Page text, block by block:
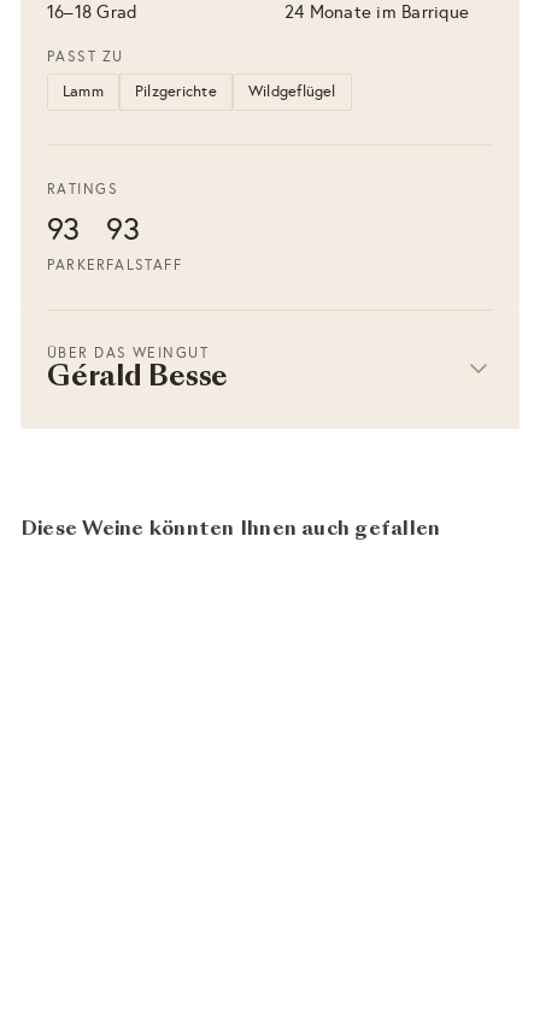
16–18 Grad 24 Monate im Barrique
PASST ZU
Lamm Pilzgerichte Wildgeflügel
RATINGS
93
PARKER
93
FALSTAFF
ÜBER DAS WEINGUT
Gérald Besse
Diese Weine könnten Ihnen auch gefallen